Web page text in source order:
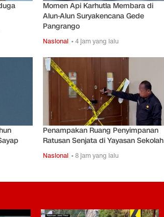
Momen Api Karhutla Membara di
Alun-Alun Suryakencana Gede
Pangrango
Nasional • 4 jam yang lalu
Penampakan Ruang Penyimpanan
Ratusan Senjata di Yayasan Sekolah
Nasional • 8 jam yang lalu